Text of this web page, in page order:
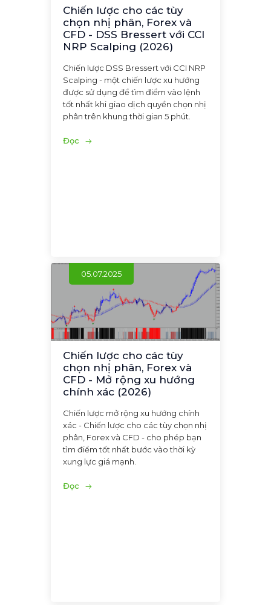
Chiến lược cho các tùy
chọn nhị phân, Forex và
CFD - DSS Bressert với CCI
NRP Scalping (2026)
Chiến lược DSS Bressert với CCI NRP
Scalping - một chiến lược xu hướng
được sử dụng để tìm điểm vào lệnh
tốt nhất khi giao dịch quyền chọn nhị
phân trên khung thời gian 5 phút.
Đọc
05.07.2025
Chiến lược cho các tùy
chọn nhị phân, Forex và
CFD - Mở rộng xu hướng
chính xác (2026)
Chiến lược mở rộng xu hướng chính
xác - Chiến lược cho các tùy chọn nhị
phân, Forex và CFD - cho phép bạn
tìm điểm tốt nhất bước vào thời kỳ
xung lực giá mạnh.
Đọc